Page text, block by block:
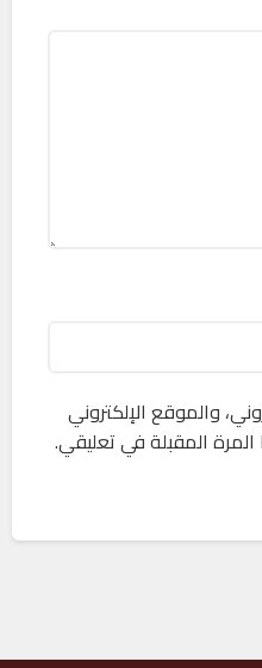
والموقع الإلكتروني
المقبلة في تعليقي.